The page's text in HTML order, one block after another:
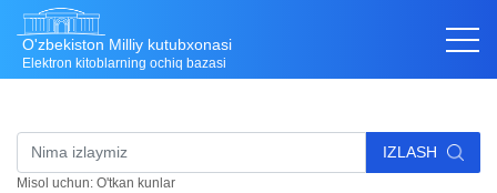
O'zbekiston Milliy kutubxonasi
Elektron kitoblarning ochiq bazasi
IZLASH
Misol uchun: O'tkan kunlar